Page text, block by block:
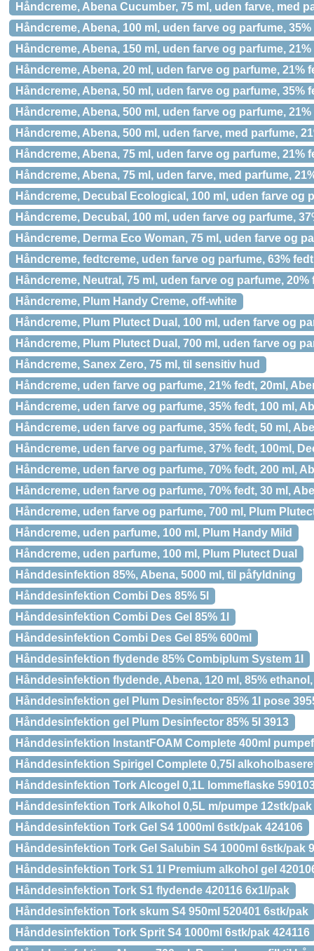
Håndcreme, Abena Cucumber, 75 ml, uden farve, med
Håndcreme, Abena, 100 ml, uden farve og parfume, 35%
Håndcreme, Abena, 150 ml, uden farve og parfume, 21%
Håndcreme, Abena, 20 ml, uden farve og parfume, 21%
Håndcreme, Abena, 50 ml, uden farve og parfume, 35%
Håndcreme, Abena, 500 ml, uden farve og parfume, 21%
Håndcreme, Abena, 500 ml, uden farve, med parfume,
Håndcreme, Abena, 75 ml, uden farve og parfume, 21%
Håndcreme, Abena, 75 ml, uden farve, med parfume,
Håndcreme, Decubal Ecological, 100 ml, uden farve og
Håndcreme, Decubal, 100 ml, uden farve og parfume,
Håndcreme, Derma Eco Woman, 75 ml, uden farve og
Håndcreme, fedtcreme, uden farve og parfume, 63%
Håndcreme, Neutral, 75 ml, uden farve og parfume, 20%
Håndcreme, Plum Handy Creme, off-white
Håndcreme, Plum Plutect Dual, 100 ml, uden farve og
Håndcreme, Plum Plutect Dual, 700 ml, uden farve og
Håndcreme, Sanex Zero, 75 ml, til sensitiv hud
Håndcreme, uden farve og parfume, 21% fedt, 20ml,
Håndcreme, uden farve og parfume, 35% fedt, 100 ml,
Håndcreme, uden farve og parfume, 35% fedt, 50 ml,
Håndcreme, uden farve og parfume, 37% fedt, 100ml,
Håndcreme, uden farve og parfume, 70% fedt, 200 ml,
Håndcreme, uden farve og parfume, 70% fedt, 30 ml,
Håndcreme, uden farve og parfume, 700 ml, Plum
Håndcreme, uden parfume, 100 ml, Plum Handy Mild
Håndcreme, uden parfume, 100 ml, Plum Plutect Dual
Hånddesinfektion 85%, Abena, 5000 ml, til påfyldning
Hånddesinfektion Combi Des 85% 5l
Hånddesinfektion Combi Des Gel 85% 1l
Hånddesinfektion Combi Des Gel 85% 600ml
Hånddesinfektion flydende 85% Combiplum System 1l
Hånddesinfektion flydende, Abena, 120 ml, 85%
Hånddesinfektion gel Plum Desinfector 85% 1l pose
Hånddesinfektion gel Plum Desinfector 85% 5l 3913
Hånddesinfektion InstantFOAM Complete 400ml
Hånddesinfektion Spirigel Complete 0,75l
Hånddesinfektion Tork Alcogel 0,1L lommeflaske
Hånddesinfektion Tork Alkohol 0,5L m/pumpe 12stk/pak
Hånddesinfektion Tork Gel S4 1000ml 6stk/pak 424106
Hånddesinfektion Tork Gel Salubin S4 1000ml 6stk/pak
Hånddesinfektion Tork S1 1l Premium alkohol gel
Hånddesinfektion Tork S1 flydende 420116 6x1l/pak
Hånddesinfektion Tork skum S4 950ml 520401 6stk/pak
Hånddesinfektion Tork Sprit S4 1000ml 6stk/pak 424116